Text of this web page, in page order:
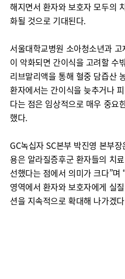
해지면서 환자와 보호자 모두의
화될 것으로 기대된다.
서울대학교병원 소아청소년과
이 악화되면 간이식을 고려할 수
리브말리액을 통해 혈중 담즙산
환자에서는 간이식을 늦추거나
다는 점은 임상적으로 매우 중요
했다.
GC녹십자 SC본부 박진영 본부
용은 알라질증후군 환자들의 치
선했다는 점에서 의미가 크다”며
영역에서 환자와 보호자에게 실
션을 지속적으로 확대해 나가겠